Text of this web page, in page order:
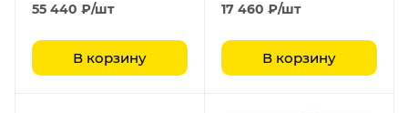
55 440 ₽/шт
В корзину
17 460 ₽/шт
В корзину